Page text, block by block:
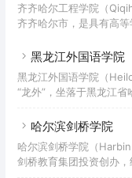
术设计学院、马克思主
级学院，涵盖工学、理
齐齐哈尔工程学院（
齐齐哈尔市，是具有高
年；后易名为黑龙江东
黑龙江外国语学院
黑龙江外国语学院（
“龙外”，坐落于黑龙江
省特色应用型本科示范
教育厅中小学英语教师
师培训基地。
哈尔滨剑桥学院
哈尔滨剑桥学院（
剑桥教育集团投资创办